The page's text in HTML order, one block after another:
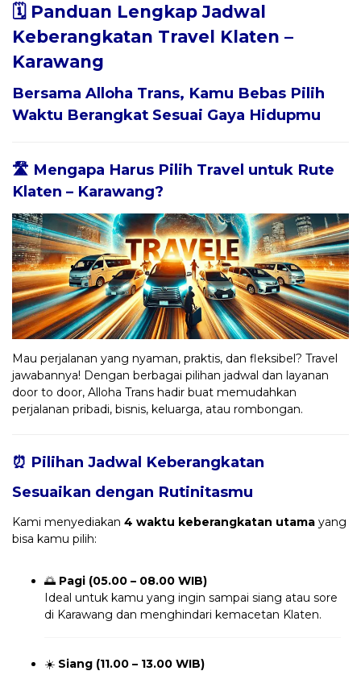
🗓️ Panduan Lengkap Jadwal
Keberangkatan Travel Klaten –
Karawang
Bersama Alloha Trans, Kamu Bebas Pilih
Waktu Berangkat Sesuai Gaya Hidupmu
🛣️ Mengapa Harus Pilih Travel untuk Rute
Klaten – Karawang?
Mau perjalanan yang nyaman, praktis, dan fleksibel? Travel
jawabannya! Dengan berbagai pilihan jadwal dan layanan
door to door, Alloha Trans hadir buat memudahkan
perjalanan pribadi, bisnis, keluarga, atau rombongan.
⏰ Pilihan Jadwal Keberangkatan
Sesuaikan dengan Rutinitasmu
Kami menyediakan 4 waktu keberangkatan utama yang
bisa kamu pilih:
🌅 Pagi (05.00 – 08.00 WIB)
Ideal untuk kamu yang ingin sampai siang atau sore
di Karawang dan menghindari kemacetan Klaten.
☀️ Siang (11.00 – 13.00 WIB)